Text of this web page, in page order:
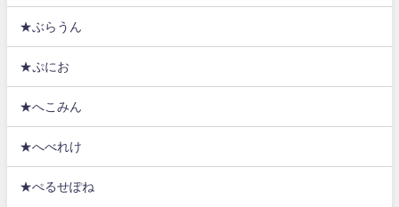
★ぶらうん
★ぷにお
★へこみん
★へべれけ
★ぺるせぽね